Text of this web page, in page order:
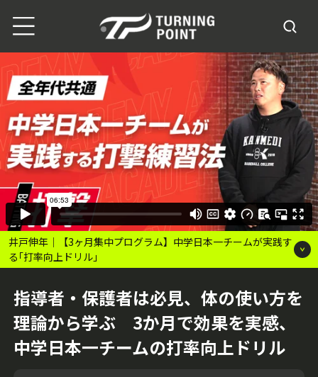
井戸伸年｜【3ヶ月集中プログラム】中学日本一チームが実践す
る｢打率向上ドリル｣
指導者・保護者は必見、体の使い方を
理論から学ぶ 3か月で効果を実感、
中学日本一チームの打率向上ドリル